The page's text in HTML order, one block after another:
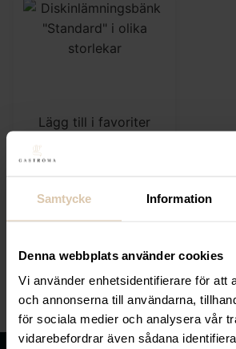
Samtycke Information
Denna webbplats använder cookies
Vi använder enhetsidentifierare för att
och annonserna till användarna,
för sociala medier och analysera vår
vidarebefordrar även sådana
Lägg till i favoriter
Diskinlämningsbänk
storlekar
Från15 120
VÄLJ